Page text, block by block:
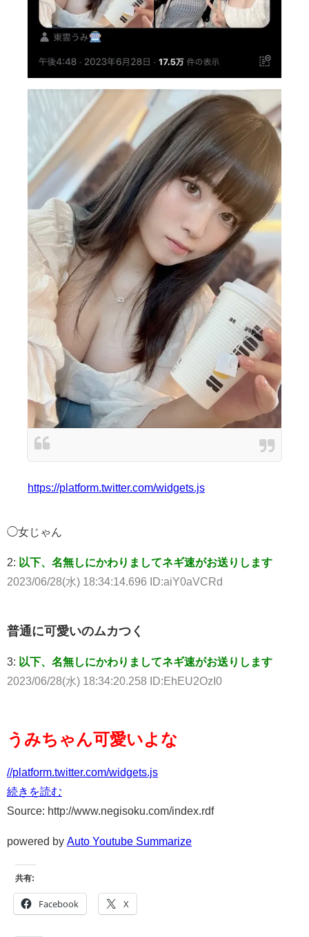
https://platform.twitter.com/widgets.js
◯女じゃん
2: 以下、名無しにかわりましてネギ速がお送りします
2023/06/28(水) 18:34:14.696 ID:aiY0aVCRd
普通に可愛いのムカつく
3: 以下、名無しにかわりましてネギ速がお送りします
2023/06/28(水) 18:34:20.258 ID:EhEU2OzI0
うみちゃん可愛いよな
//platform.twitter.com/widgets.js
続きを読む
Source: http://www.negisoku.com/index.rdf
powered by Auto Youtube Summarize
共有:
Facebook X